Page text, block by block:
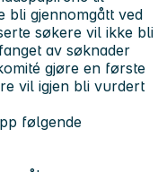
bli gjennomgått ved
søkere vil ikke bli
av søknader
gjøre en første
vil igjen bli vurdert
følgende